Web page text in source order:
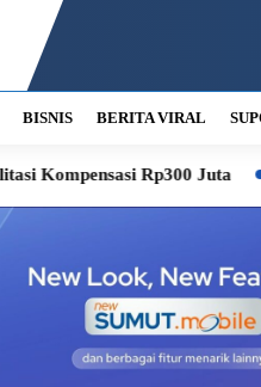
BISNIS BERITA VIRAL
Juta RSUD Thomsen